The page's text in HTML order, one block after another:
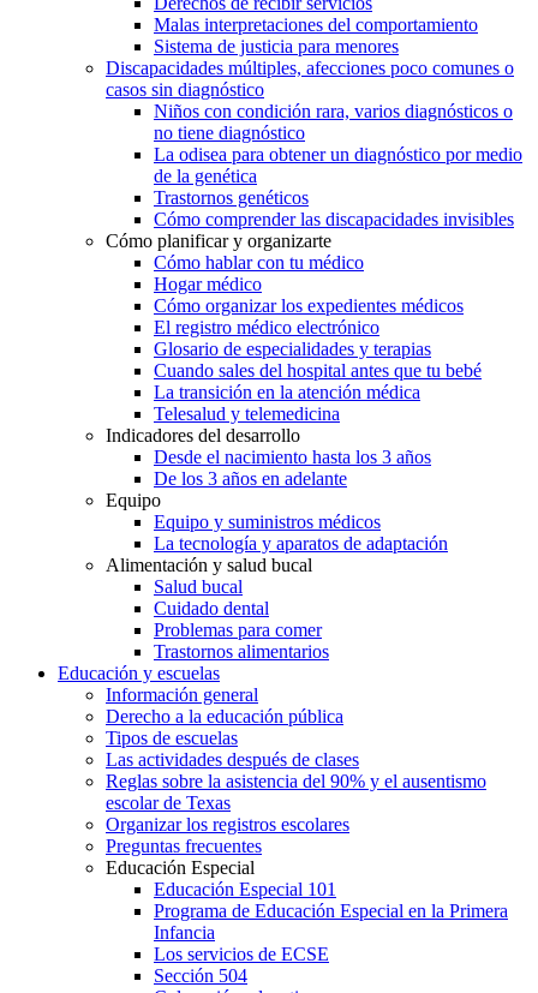
Malas interpretaciones del comportamiento
Sistema de justicia para menores
Discapacidades múltiples, afecciones poco comunes o
casos sin diagnóstico
Niños con condición rara, varios diagnósticos o
no tiene diagnóstico
La odisea para obtener un diagnóstico por medio
de la genética
Trastornos genéticos
Cómo comprender las discapacidades invisibles
Cómo planificar y organizarte
Cómo hablar con tu médico
Hogar médico
Cómo organizar los expedientes médicos
El registro médico electrónico
Glosario de especialidades y terapias
Cuando sales del hospital antes que tu bebé
La transición en la atención médica
Telesalud y telemedicina
Indicadores del desarrollo
Desde el nacimiento hasta los 3 años
De los 3 años en adelante
Equipo
Equipo y suministros médicos
La tecnología y aparatos de adaptación
Alimentación y salud bucal
Salud bucal
Cuidado dental
Problemas para comer
Trastornos alimentarios
Educación y escuelas
Información general
Derecho a la educación pública
Tipos de escuelas
Las actividades después de clases
Reglas sobre la asistencia del 90% y el ausentismo
escolar de Texas
Organizar los registros escolares
Preguntas frecuentes
Educación Especial
Educación Especial 101
Programa de Educación Especial en la Primera
Infancia
Los servicios de ECSE
Sección 504